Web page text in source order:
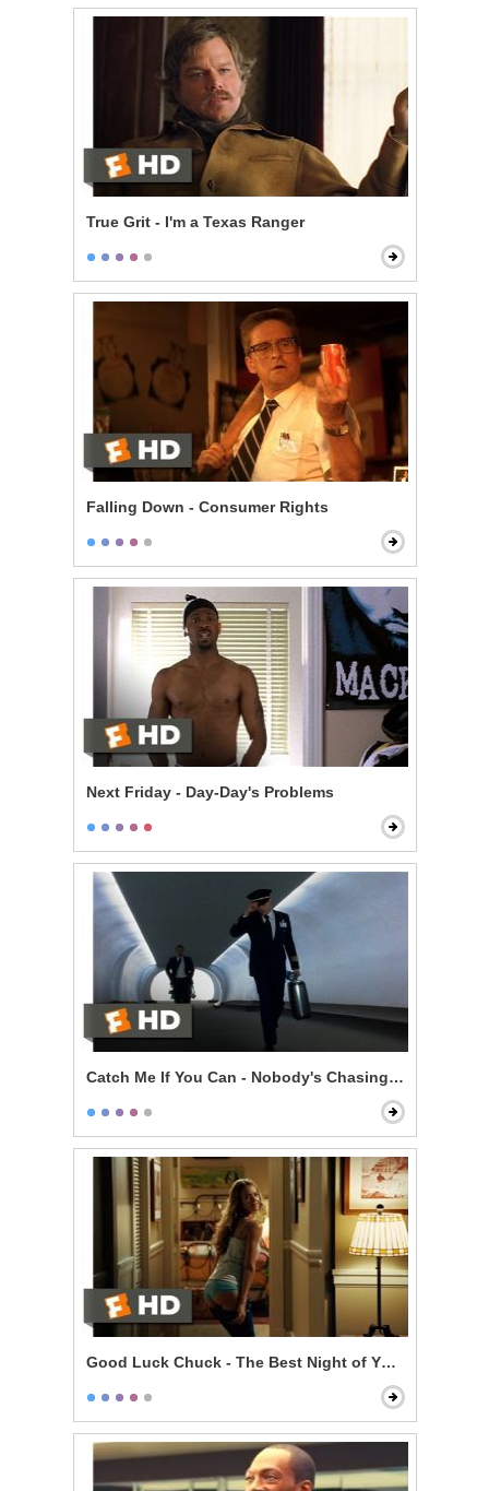
True Grit - I'm a Texas Ranger
Falling Down - Consumer Rights
Next Friday - Day-Day's Problems
Catch Me If You Can - Nobody's Chasing You
Good Luck Chuck - The Best Night of Your Life